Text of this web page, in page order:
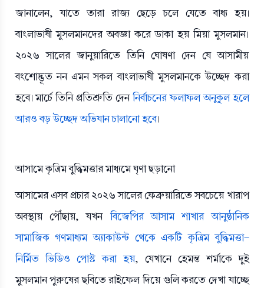
জানালেন, যাতে তারা রাজ্য ছেড়ে চলে যেতে বাধ্য হয়।
বাংলাভাষী মুসলমানদের অবজ্ঞা করে ডাকা হয় মিয়া মুসলমান।
২০২৬ সালের জানুয়ারিতে তিনি ঘোষণা দেন যে আসামীয়
বংশোদ্ভূত নন এমন সকল বাংলাভাষী মুসলমানকে উচ্ছেদ করা
হবে। মার্চে তিনি প্রতিশ্রুতি দেননির্বাচনের ফলাফল অনুকূল হলে
আরও বড় উচ্ছেদ অভিযান চালানো হবে।
আসামে কৃত্রিম বুদ্ধিমত্তার মাধ্যমে ঘৃণা ছড়ানো
আসামের এসব প্রচার ২০২৬ সালের ফেব্রুয়ারিতে সবচেয়ে খারাপ
অবস্থায় পৌঁছায়, যখন বিজেপির আসাম শাখার আনুষ্ঠানিক
সামাজিক গণমাধ্যম অ্যাকাউন্ট থেকে একটি কৃত্রিম বুদ্ধিমত্তা-
নির্মিত ভিডিও পোস্ট করা হয়, যেখানে হেমন্ত শর্মাকে দুই
মুসলমান পুরুষের ছবিতে রাইফেল দিয়ে গুলি করতে দেখা যাচ্ছে